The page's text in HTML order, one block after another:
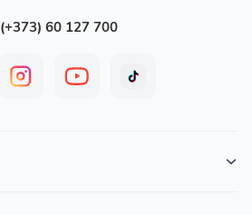
(+373) 60 127 700